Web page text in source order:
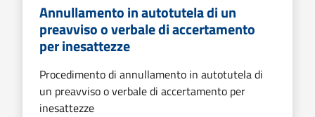
Annullamento in autotutela di un
preavviso o verbale di accertamento
per inesattezze
Procedimento di annullamento in autotutela di
un preavviso o verbale di accertamento per
inesattezze